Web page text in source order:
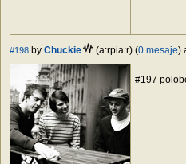
#198 by Chuckie (a:rpia:r) (0 mesaje)
#197